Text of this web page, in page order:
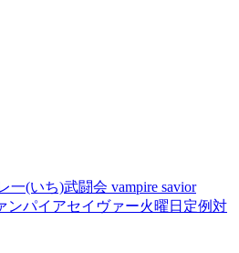
一(いち)武闘会 vampire savior
ンパイアセイヴァー火曜日定例対